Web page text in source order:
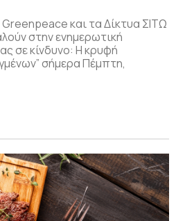
και τα Δίκτυα ΣΙΤΩ
στην ενημερωτική
σε κίνδυνο: Η κρυφή
σήμερα Πέμπτη,